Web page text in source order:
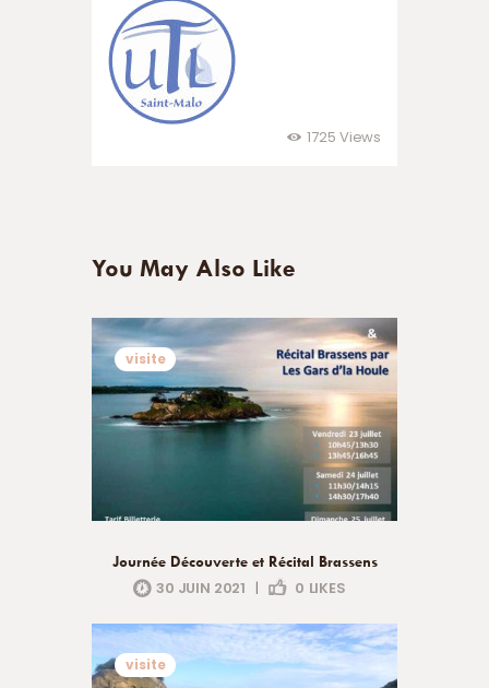
1725 Views
You May Also Like
visite
Journée Découverte et Récital Brassens
30 JUIN 2021 | 0 LIKES
visite